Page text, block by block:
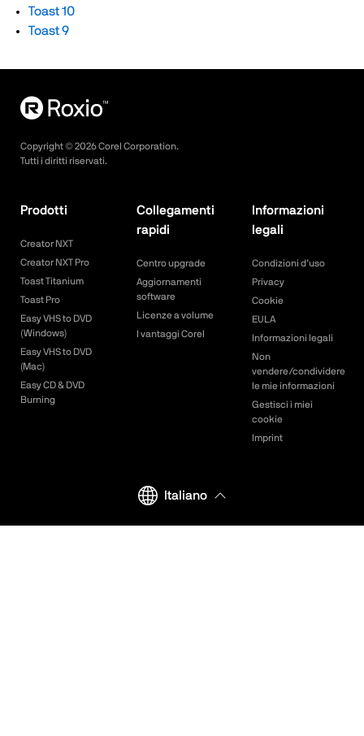
Toast 10
Toast 9
Copyright © 2026Corel Corporation.
Tutti i diritti riservati.
Prodotti
Creator NXT
Creator NXT Pro
Toast Titanium
Toast Pro
Easy VHS to DVD
(Windows)
Easy VHS to DVD
(Mac)
Easy CD & DVD
Burning
Collegamenti
rapidi
Centro upgrade
Aggiornamenti
software
Licenze a volume
I vantaggi Corel
Informazioni
legali
Condizioni d’uso
Privacy
Cookie
EULA
Informazioni legali
Non
vendere/condividere
le mie informazioni
Gestisci i miei
cookie
Imprint
Italiano